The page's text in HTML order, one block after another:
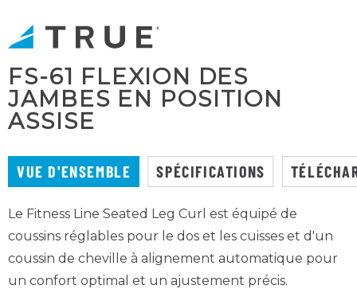
FS-61 FLEXION DES
JAMBES EN POSITION
ASSISE
VUE D'ENSEMBLE SPÉCIFICATIONS
Le Fitness Line Seated Leg Curl est équipé de
coussins réglables pour le dos et les cuisses et d'un
coussin de cheville à alignement automatique pour
un confort optimal et un ajustement précis.